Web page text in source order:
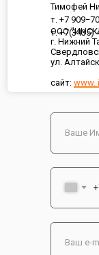
ООО
г. Нижний
ул.
сайт: www.
Тимофей
т. +7
т. +7(3435)